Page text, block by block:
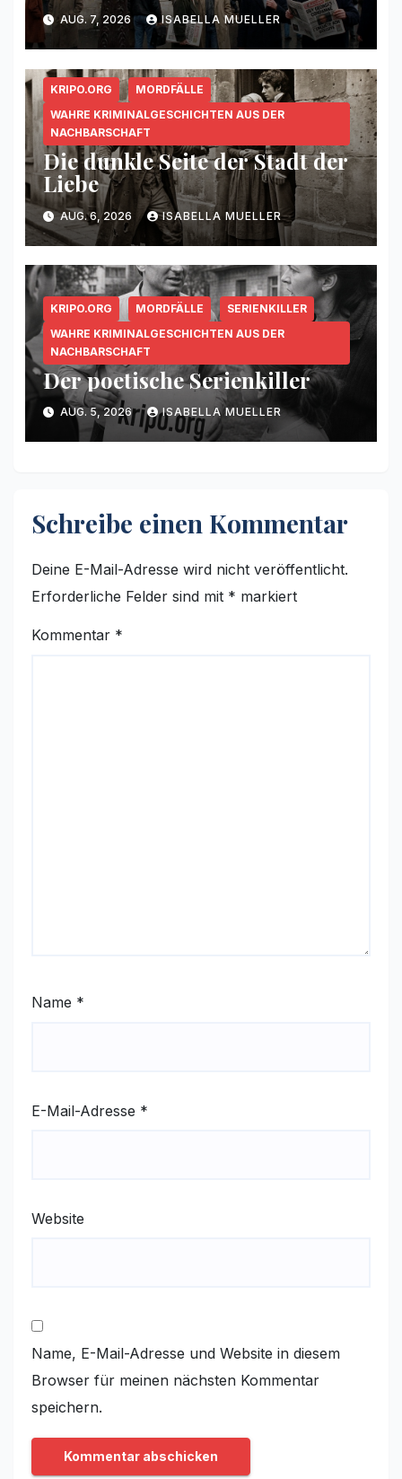
AUG. 7, 2026 ISABELLA MUELLER
KRIPO.ORG
MORDFÄLLE
WAHRE KRIMINALGESCHICHTEN AUS DER
NACHBARSCHAFT
Die dunkle Seite der Stadt der
Liebe
AUG. 6, 2026 ISABELLA MUELLER
KRIPO.ORG MORDFÄLLE
SERIENKILLER
WAHRE KRIMINALGESCHICHTEN AUS DER
NACHBARSCHAFT
Der poetische Serienkiller
AUG. 5, 2026 ISABELLA MUELLER
Schreibe einen Kommentar
Deine E-Mail-Adresse wird nicht veröffentlicht.
Erforderliche Felder sind mit * markiert
Kommentar *
Name *
E-Mail-Adresse *
Website
Name, E-Mail-Adresse und Website in diesem
Browser für meinen nächsten Kommentar
speichern.